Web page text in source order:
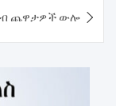
ጨዋታዎች ውሎ